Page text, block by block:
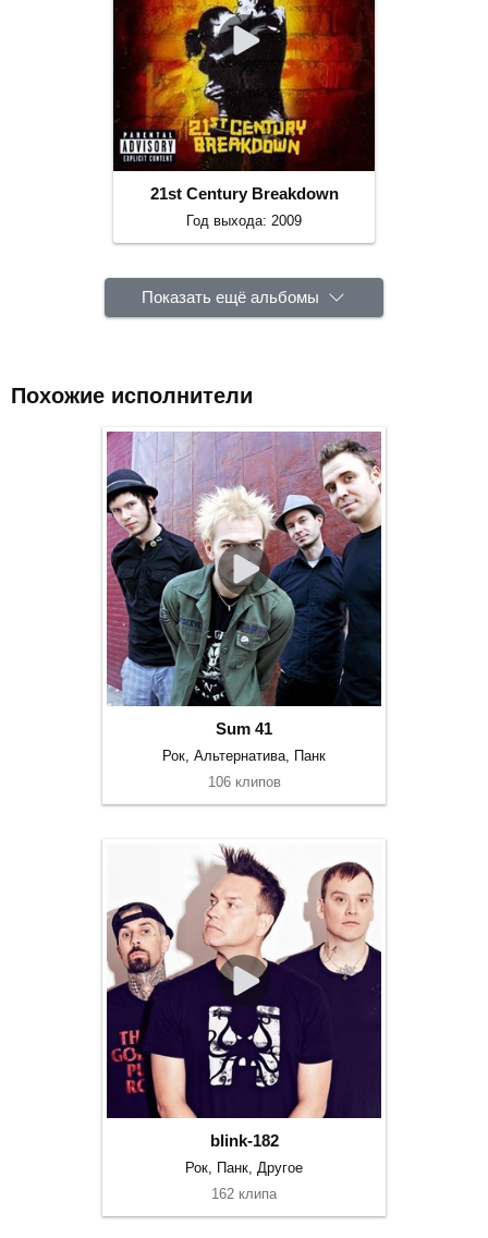
21st Century Breakdown
Год выхода: 2009
Показать ещё альбомы
Похожие исполнители
Sum 41
Рок, Альтернатива, Панк
106 клипов
blink-182
Рок, Панк, Другое
162 клипа